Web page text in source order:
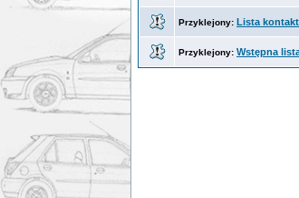
Przyklejony: Lista
Przyklejony: Wstępna